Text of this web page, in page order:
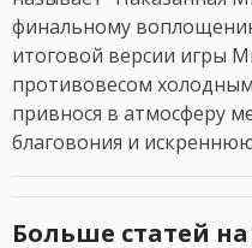
финальному
итоговой версии игры
противовесом
привнося в атмосферу
благовония и
Больше статей на